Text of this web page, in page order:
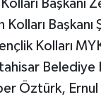
Başkanı
Kolları Başkanı
Kolları
Belediye
Öztürk,